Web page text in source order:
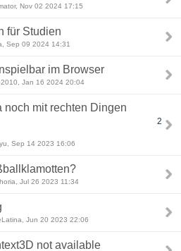
Nov 02 2024 17:15
für Studien
Sep 09 2024 14:31
im Browser
Jan 16 2024 20:04
noch mit rechten Dingen
2
Sep 14 2023 16:06
Jul 26 2023 11:34
Jun 20 2023 22:06
not available